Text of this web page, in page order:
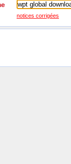
notices corrigées